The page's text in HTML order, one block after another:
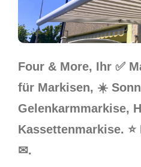
Four & More, Ihr ✅
für Markisen, ☀️
Gelenkarmmarkise,
Kassettenmarkise.
✉.